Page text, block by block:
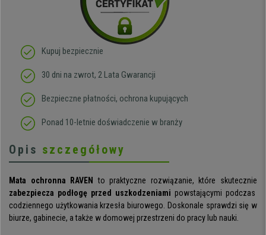
Kupuj bezpiecznie
30 dni na zwrot, 2 Lata Gwarancji
Bezpieczne płatności, ochrona kupujących
Ponad 10-letnie doświadczenie w branży
Opis szczegółowy
Mata ochronna RAVEN
to praktyczne rozwiązanie, które skutecznie
zabezpiecza podłogę przed uszkodzeniami powstającymi podczas
codziennego użytkowania krzesła biurowego. Doskonale sprawdzi się w
biurze, gabinecie, a także w domowej przestrzeni do pracy lub nauki.